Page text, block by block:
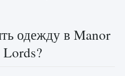
одежду в Manor
Lords?